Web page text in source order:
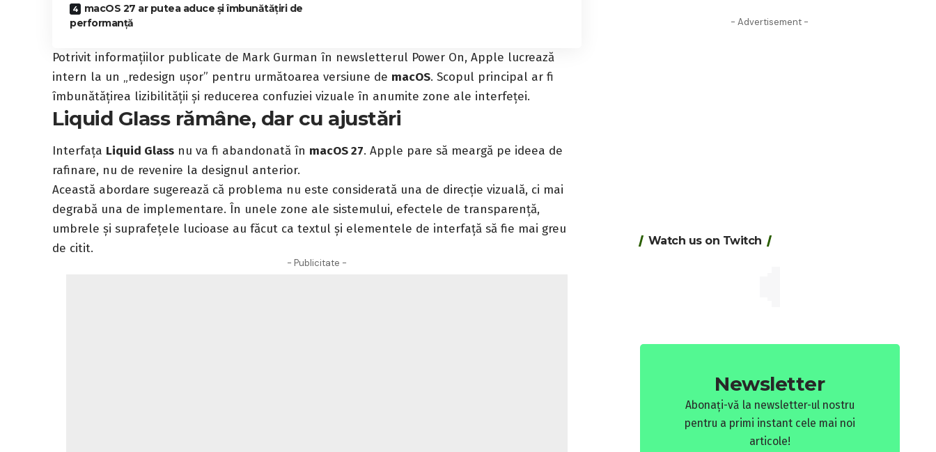
macOS 27 ar putea aduce și îmbunătățiri de
performanță
Potrivit informațiilor publicate de Mark Gurman în newsletterul Power On, Apple lucrează
intern la un „redesign ușor” pentru următoarea versiune de macOS. Scopul principal ar fi
îmbunătățirea lizibilității și reducerea confuziei vizuale în anumite zone ale interfeței.
Liquid Glass rămâne, dar cu ajustări
Interfața Liquid Glass nu va fi abandonată în macOS 27. Apple pare să meargă pe ideea de
rafinare, nu de revenire la designul anterior.
Această abordare sugerează că problema nu este considerată una de direcție vizuală, ci mai
degrabă una de implementare. În unele zone ale sistemului, efectele de transparență,
umbrele și suprafețele lucioase au făcut ca textul și elementele de interfață să fie mai greu
de citit.
- Publicitate -
- Advertisement -
Watch us on Twitch
Newsletter
Abonați-vă la newsletter-ul nostru
pentru a primi instant cele mai noi
articole!